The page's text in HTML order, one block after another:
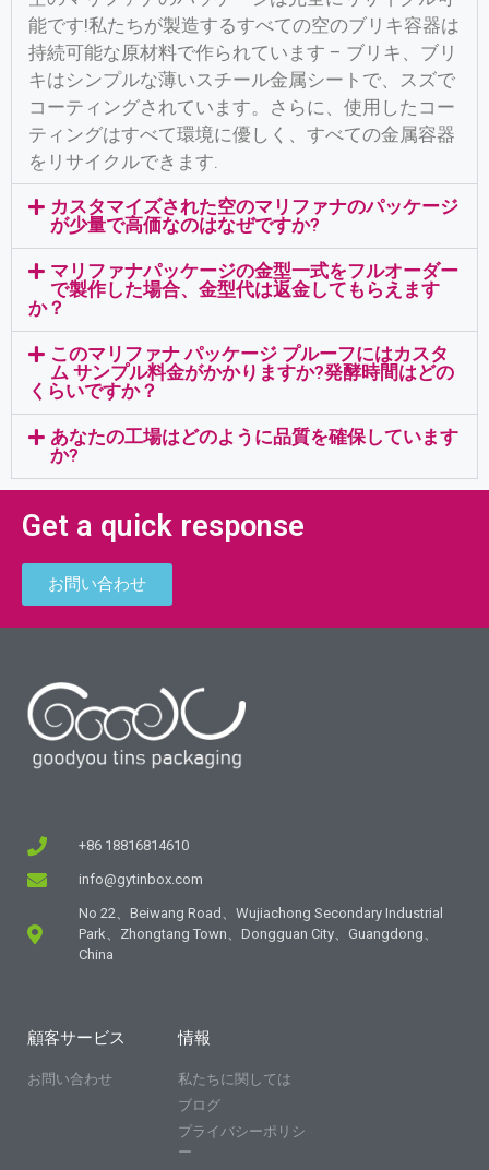
能です!私たちが製造するすべての空のブリキ容器は
持続可能な原材料で作られています – ブリキ、ブリ
キはシンプルな薄いスチール金属シートで、スズで
コーティングされています。さらに、使用したコー
ティングはすべて環境に優しく、すべての金属容器
をリサイクルできます.
カスタマイズされた空のマリファナのパッケージ
が少量で高価なのはなぜですか?
マリファナパッケージの金型一式をフルオーダー
で製作した場合、金型代は返金してもらえます
か？
このマリファナ パッケージ プルーフにはカスタ
ム サンプル料金がかかりますか?発酵時間はどの
くらいですか？
あなたの工場はどのように品質を確保しています
か?
Get a quick response
お問い合わせ
+86 18816814610
info@gytinbox.com
No 22、Beiwang Road、Wujiachong Secondary Industrial
Park、Zhongtang Town、Dongguan City、Guangdong、
China
顧客サービス
お問い合わせ
情報
私たちに関しては
ブログ
プライバシーポリシ
ー